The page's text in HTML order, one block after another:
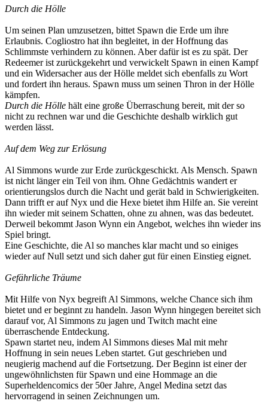
Durch die Hölle
Um seinen Plan umzusetzen, bittet Spawn die Erde um ihre
Erlaubnis. Cogliostro hat ihn begleitet, in der Hoffnung das
Schlimmste verhindern zu können. Aber dafür ist es zu spät. Der
Redeemer ist zurückgekehrt und verwickelt Spawn in einen Kampf
und ein Widersacher aus der Hölle meldet sich ebenfalls zu Wort
und fordert ihn heraus. Spawn muss um seinen Thron in der Hölle
kämpfen.
Durch die Hölle hält eine große Überraschung bereit, mit der so
nicht zu rechnen war und die Geschichte deshalb wirklich gut
werden lässt.
Auf dem Weg zur Erlösung
Al Simmons wurde zur Erde zurückgeschickt. Als Mensch. Spawn
ist nicht länger ein Teil von ihm. Ohne Gedächtnis wandert er
orientierungslos durch die Nacht und gerät bald in Schwierigkeiten.
Dann trifft er auf Nyx und die Hexe bietet ihm Hilfe an. Sie vereint
ihn wieder mit seinem Schatten, ohne zu ahnen, was das bedeutet.
Derweil bekommt Jason Wynn ein Angebot, welches ihn wieder ins
Spiel bringt.
Eine Geschichte, die Al so manches klar macht und so einiges
wieder auf Null setzt und sich daher gut für einen Einstieg eignet.
Gefährliche Träume
Mit Hilfe von Nyx begreift Al Simmons, welche Chance sich ihm
bietet und er beginnt zu handeln. Jason Wynn hingegen bereitet sich
darauf vor, Al Simmons zu jagen und Twitch macht eine
überraschende Entdeckung.
Spawn startet neu, indem Al Simmons dieses Mal mit mehr
Hoffnung in sein neues Leben startet. Gut geschrieben und
neugierig machend auf die Fortsetzung. Der Beginn ist einer der
ungewöhnlichsten für Spawn und eine Hommage an die
Superheldencomics der 50er Jahre, Angel Medina setzt das
hervorragend in seinen Zeichnungen um.